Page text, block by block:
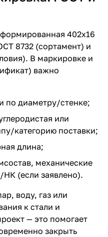
402х16
8732 (сортамент) и
В маркировке и
важно
по диаметру/стенке;
или
категорию поставки;
длина;
механические
(если заявлено).
воду, газ или
к стали и
— это помогает
закрыть